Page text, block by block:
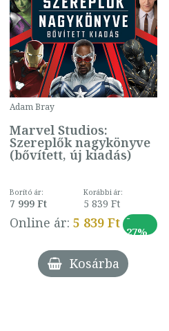
Adam Bray
Marvel Studios:
Szereplők nagykönyve
(bővített, új kiadás)
Borító ár:
7 999 Ft
Korábbi ár:
5 839 Ft
Online ár: 5 839 Ft -
27%
Kosárba